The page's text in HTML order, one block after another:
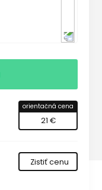
orientačná cena
21 €
Zistiť cenu